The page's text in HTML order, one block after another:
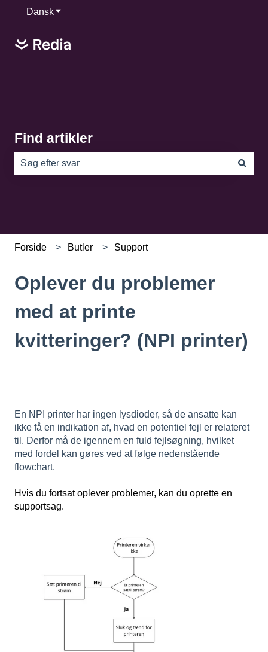
DanskVis undermenu for oversættelser
Find artikler
Forside Butler Support
Oplever du problemer
med at printe
kvitteringer? (NPI printer)
En NPI printer har ingen lysdioder, så de ansatte kan
ikke få en indikation af, hvad en potentiel fejl er relateret
til. Derfor må de igennem en fuld fejlsøgning, hvilket
med fordel kan gøres ved at følge nedenstående
flowchart.
Hvis du fortsat oplever problemer, kan du oprette en
supportsag.